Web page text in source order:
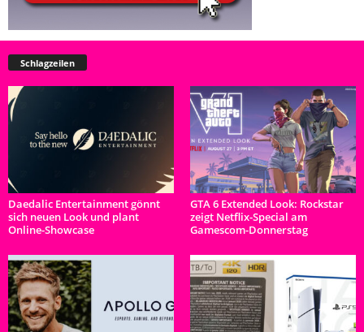
Schlagzeilen
Daedalic Entertainment gönnt
sich neuen Look und plant
Online-Showcase
GTA 6 Extended Look: Rockstar
zeigt Netflix-Special am
Gamescom-Donnerstag